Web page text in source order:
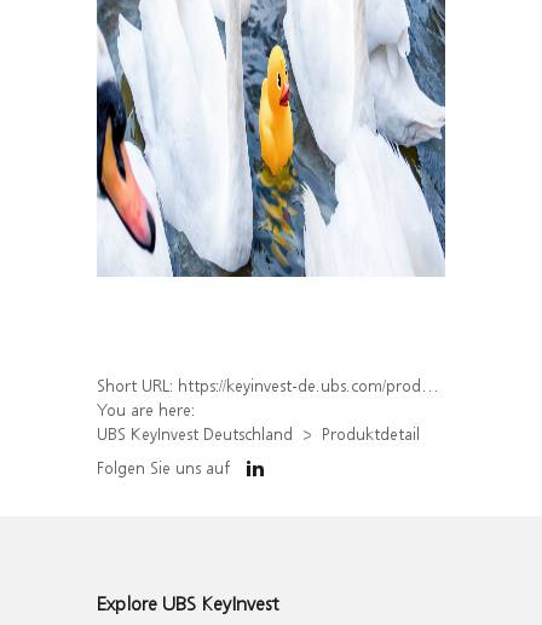
Short URL: https://keyinvest-de.ubs.com/produkt/detail/index/isin/DE000WA67FV3
You are here:
UBS KeyInvest Deutschland
Produktdetail
Folgen Sie uns auf
Explore UBS KeyInvest